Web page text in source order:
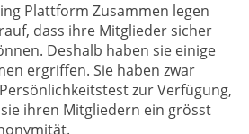
Plattform Zusammen legen
dass ihre Mitglieder sicher
Deshalb haben sie einige
ergriffen. Sie haben zwar
zur Verfügung,
ihren Mitgliedern ein grösst